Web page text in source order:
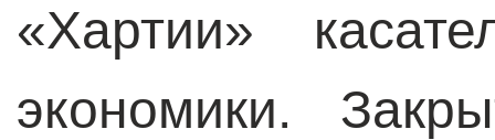
«Хартии»
экономики.